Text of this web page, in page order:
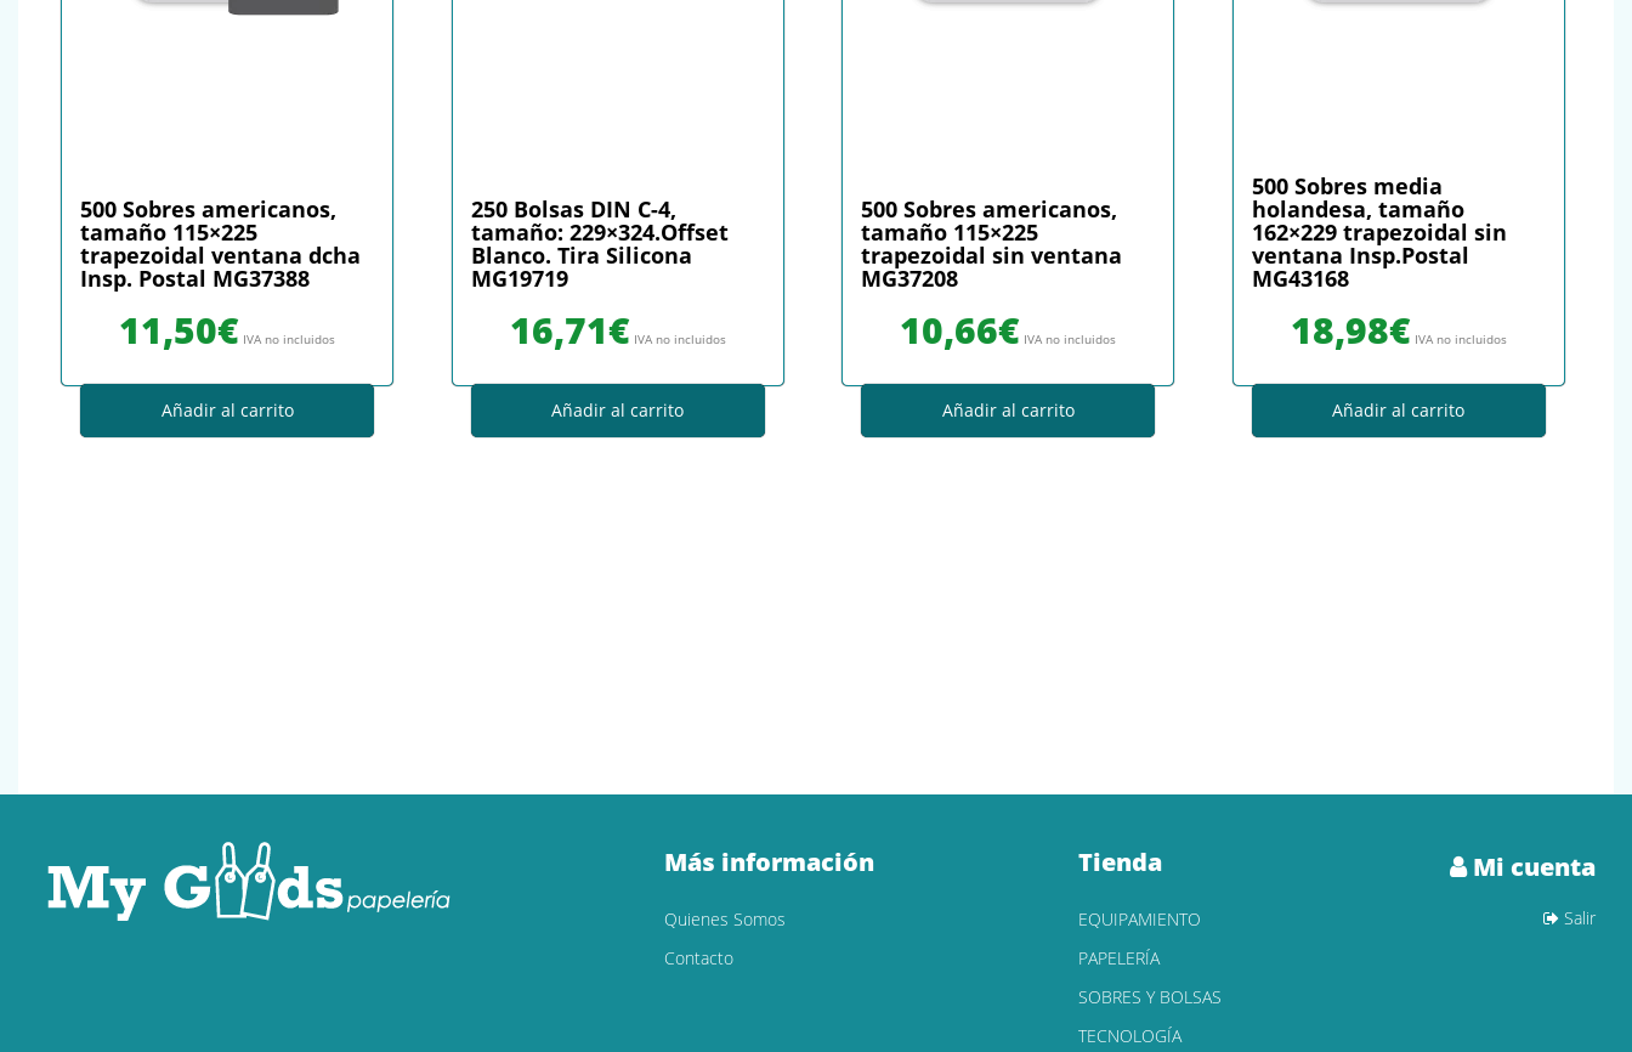
500 Sobres americanos,
tamaño 115×225
trapezoidal ventana dcha
Insp. Postal MG37388
11,50€ IVA no incluidos
Añadir al carrito
250 Bolsas DIN C-4,
tamaño: 229×324.Offset
Blanco. Tira Silicona
MG19719
16,71€ IVA no incluidos
Añadir al carrito
500 Sobres americanos,
tamaño 115×225
trapezoidal sin ventana
MG37208
10,66€ IVA no incluidos
Añadir al carrito
500 Sobres media
holandesa, tamaño
162×229 trapezoidal sin
ventana Insp.Postal
MG43168
18,98€ IVA no incluidos
Añadir al carrito
Más información
Quienes Somos
Contacto
Tienda
EQUIPAMIENTO
PAPELERÍA
SOBRES Y BOLSAS
TECNOLOGÍA
Mi cuenta
Salir